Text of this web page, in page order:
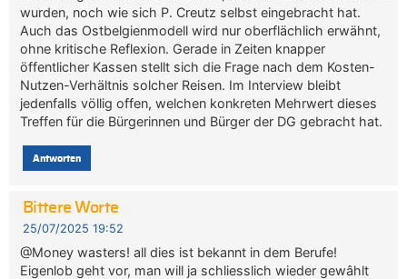
wurden, noch wie sich P. Creutz selbst eingebracht hat.
Auch das Ostbelgienmodell wird nur oberflächlich erwähnt,
ohne kritische Reflexion. Gerade in Zeiten knapper
öffentlicher Kassen stellt sich die Frage nach dem Kosten-
Nutzen-Verhältnis solcher Reisen. Im Interview bleibt
jedenfalls völlig offen, welchen konkreten Mehrwert dieses
Treffen für die Bürgerinnen und Bürger der DG gebracht hat.
Antworten
Bittere Worte
25/07/2025 19:52
@Money wasters! all dies ist bekannt in dem Berufe!
Eigenlob geht vor, man will ja schliesslich wieder gewâhlt